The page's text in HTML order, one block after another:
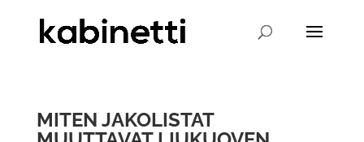
MITEN JAKOLISTAT